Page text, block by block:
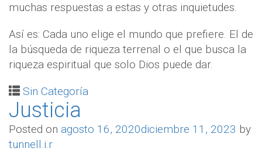
muchas respuestas a estas y otras inquietudes.
Así es: Cada uno elige el mundo que prefiere. El de
la búsqueda de riqueza terrenal o el que busca la
riqueza espiritual que solo Dios puede dar.
Sin Categoría
Justicia
Posted on agosto 16, 2020diciembre 11, 2023 by
tunnell.i.r